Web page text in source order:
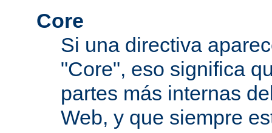
Core
Si una directiva
"Core", eso significa
partes más internas
Web, y que siempre